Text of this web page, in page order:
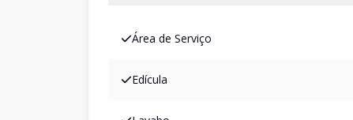
Área de Serviço
Edícula